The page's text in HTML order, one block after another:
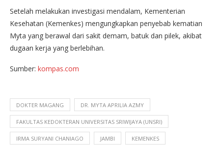
Setelah melakukan investigasi mendalam, Kementerian
Kesehatan (Kemenkes) mengungkapkan penyebab kematian
Myta yang berawal dari sakit demam, batuk dan pilek, akibat
dugaan kerja yang berlebihan.
Sumber: kompas.com
DOKTER MAGANG DR. MYTA APRILIA AZMY
FAKULTAS KEDOKTERAN UNIVERSITAS SRIWIJAYA (UNSRI)
IRMA SURYANI CHANIAGO JAMBI KEMENKES